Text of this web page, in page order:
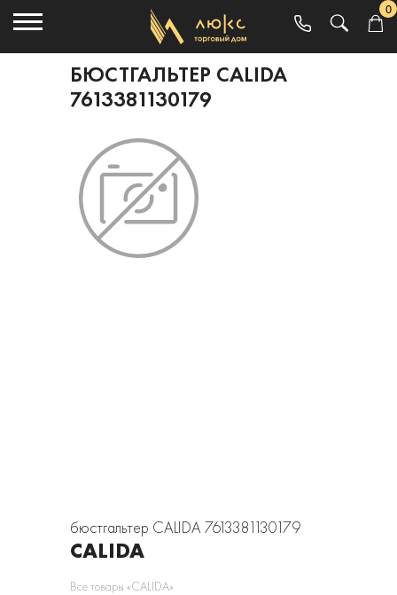
0
БЮСТГАЛЬТЕР CALIDA
7613381130179
бюстгальтер CALIDA 7613381130179
CALIDA
Все товары «CALIDA»